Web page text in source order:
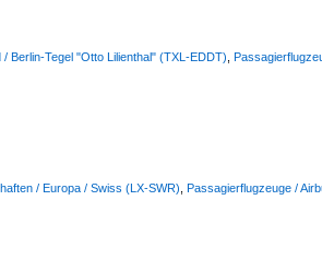
Berlin-Tegel "Otto Lilienthal" (TXL-EDDT)
/ Europa / Swiss (LX-SWR) Passagierflugzeuge /